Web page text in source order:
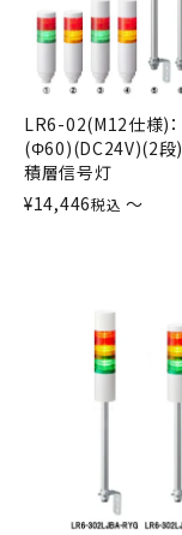
LR6-02(M12仕様)：
(Φ60)(DC24V)(2段)
積層信号灯
¥14,446税込 〜